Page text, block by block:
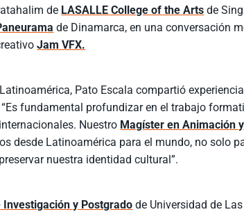
de LASALLE College of the Arts de
de Dinamarca, en una conversación
Jam VFX.
Pato Escala compartió
fundamental profundizar en el trabajo
Nuestro Magíster en Animación
desde Latinoamérica para el mundo, no solo
nuestra identidad cultural”.
y Postgrado de Universidad de